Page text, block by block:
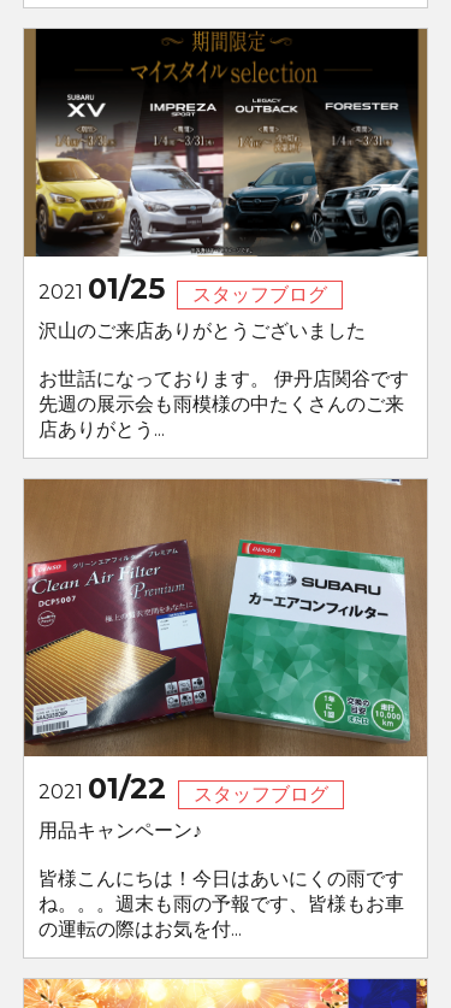
2021 01/25
スタッフブログ
沢山のご来店ありがとうございました
お世話になっております。 伊丹店関谷です
先週の展示会も雨模様の中たくさんのご来
店ありがとう...
2021 01/22
スタッフブログ
用品キャンペーン♪
皆様こんにちは！今日はあいにくの雨です
ね。。。週末も雨の予報です、皆様もお車
の運転の際はお気を付...